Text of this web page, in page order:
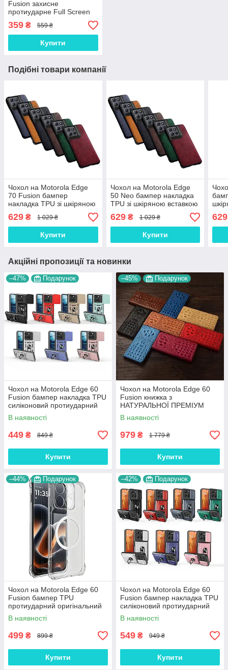
Fusion захисне
протиударне Full Screen
5D | 9H | 2.5D | Nano -
покриття "HYPER"
359 ₴ 559 ₴
Купити
Подібні товари компанії
Чохол на Motorola Edge
70 Fusion бампер
накладка TPU зі шкіряною
оригінальний "FLOTAR"
629 ₴ 1 029 ₴
Купити
Чохол на Motorola Edge
50 Neo бампер накладка
TPU зі шкіряною вставкою
оригінальний "FLOTAR"
629₴ 1 029 ₴
Купити
629
Акційні пропозиції та новинки
–47% Подарунок
Чохол на Motorola Edge 60
Fusion бампер накладка TPU
силіконовий протиударний
оригінальний "ROG ARMOR"
В наявності
449 ₴ 849 ₴
Купити
–45% Подарунок
Чохол на Motorola Edge 60
Fusion книжка з
НАТУРАЛЬНОЇ ПРЕМІУМ
ШКІРИ із підставкою
протиударний магнітний 3D
В наявності
979 ₴ 1 779 ₴
Купити
–44% Подарунок
Чохол на Motorola Edge 60
Fusion бампер TPU
протиударний оригінальний
UV CLEAR HYBRID
В наявності
499 ₴ 899 ₴
Купити
–42% Подарунок
Чохол на Motorola Edge 60
Fusion бампер накладка TPU
силіконовий протиударний
оригінальний "W-SHEILD"
В наявності
549 ₴ 949 ₴
Купити